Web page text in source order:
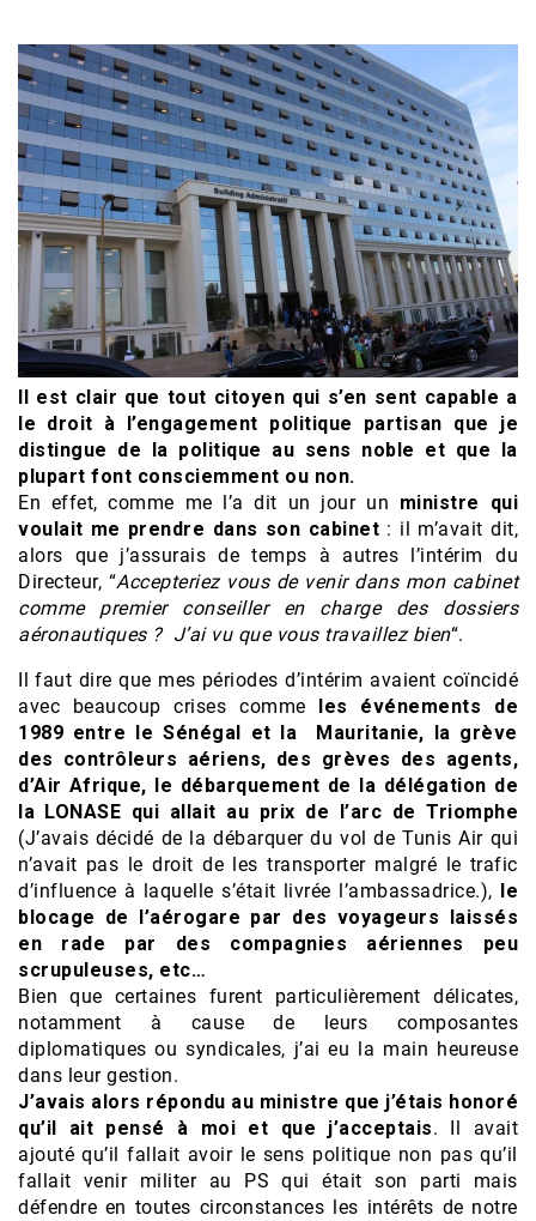
Il est clair que tout citoyen qui s’en sent capable a
le droit à l’engagement politique partisan que je
distingue de la politique au sens noble et que la
plupart font consciemment ou non.
En effet, comme me l’a dit un jour un ministre qui
voulait me prendre dans son cabinet : il m’avait dit,
alors que j’assurais de temps à autres l’intérim du
Directeur, “Accepteriez vous de venir dans mon cabinet
comme premier conseiller en charge des dossiers
aéronautiques ? J’ai vu que vous travaillez bien“.
Il faut dire que mes périodes d’intérim avaient coïncidé
avec beaucoup crises comme
les événements de
1989 entre le Sénégal et la Mauritanie, la grève
des contrôleurs aériens, des grèves des agents,
d’Air Afrique, le débarquement de la délégation de
la LONASE qui allait au prix de l’arc de Triomphe
(J’avais décidé de la débarquer du vol de Tunis Air qui
n’avait pas le droit de les transporter malgré le trafic
d’influence à laquelle s’était livrée l’ambassadrice.),
le
blocage de l’aérogare par des voyageurs laissés
en rade par des compagnies aériennes peu
scrupuleuses, etc…
Bien que certaines furent particulièrement délicates,
notamment à cause de leurs composantes
diplomatiques ou syndicales, j’ai eu la main heureuse
dans leur gestion.
J’avais alors répondu au ministre que j’étais honoré
qu’il ait pensé à moi et que j’acceptais. Il avait
ajouté qu’il fallait avoir le sens politique non pas qu’il
fallait venir militer au PS qui était son parti mais
défendre en toutes circonstances les intérêts de notre